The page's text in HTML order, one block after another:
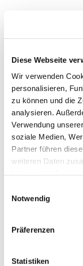
Diese Webseite
Wir verwenden
personalisieren,
zu können und die
analysieren.
Verwendung
soziale Medien,
Partner führen
weiteren Daten
Notwendig
Präferenzen
Statistiken